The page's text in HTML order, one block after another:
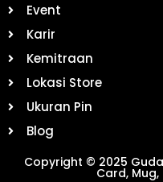
Event
Karir
Kemitraan
Lokasi Store
Ukuran Pin
Blog
Copyright © 2025
Card,